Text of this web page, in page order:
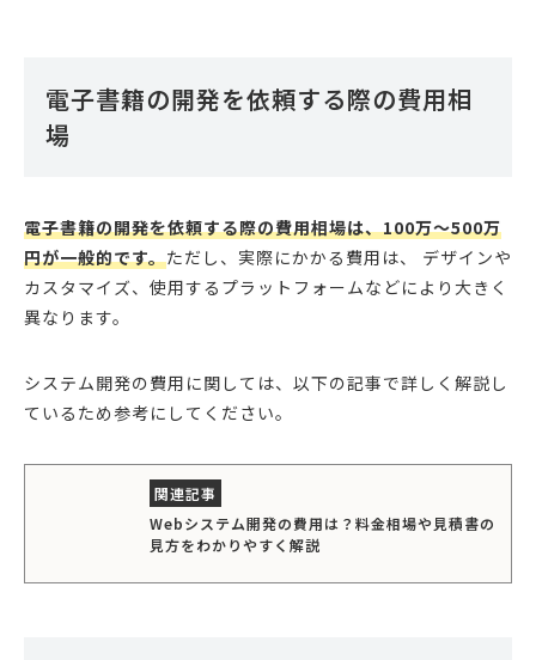
電子書籍の開発を依頼する際の費用相
場
電子書籍の開発を依頼する際の費用相場は、100万〜500万
円が一般的です。ただし、実際にかかる費用は、 デザインや
カスタマイズ、使用するプラットフォームなどにより大きく
異なります。
システム開発の費用に関しては、以下の記事で詳しく解説し
ているため参考にしてください。
Webシステム開発の費用は？料金相場や見積書の
見方をわかりやすく解説